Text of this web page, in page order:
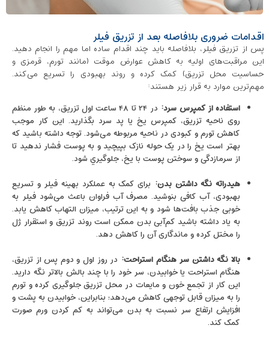
اقدامات ضروری بلافاصله بعد از تزریق فیلر
پس از تزریق فیلر، بلافاصله باید چند اقدام ساده اما مهم را انجام دهید.
این مراقبت‌های اولیه به کاهش عوارض موقت (مانند تورم، قرمزی و
حساسیت محل تزریق) کمک کرده و روند بهبودی را تسریع می‌کند.
مهم‌ترین موارد به قرار زیر هستند:
استفاده از کمپرس سرد:
در ۲۴ تا ۴۸ ساعت اول تزریق، به طور منظم
روی ناحیه تزریق، کمپرس یخ یا پد سرد بگذارید. این کار موجب
کاهش تورم و کبودی در ناحیه مربوطه می‌شود. توجه داشته باشید که
بهتر است یخ را در یک حوله نازک بپیچید و به پوست فشار ندهید تا
از سرمازدگی و سوختن پوست با یخ، جلوگیري شود.
هیدراته نگه داشتن بدن: برای کمک به عملکرد بهینه فیلر و تسریع
بهبودی، آب کافی بنوشید. مصرف آب فراوان باعث می‌شود فیلر به
خوبی جذب بافت‌ها شود و به این ترتیب، میزان التهاب کاهش یابد.
به یاد داشته باشید کم‌آبی بدن ممکن است روند تزریق و استقرار ژل
را مختل کرده و ماندگاری آن را کاهش دهد.
بالا نگه داشتن سر هنگام استراحت: در روز اول و دوم پس از تزریق،
هنگام استراحت یا خوابیدن، سر خود را با چند بالش بالاتر نگه دارید.
این کار از تجمع خون و مایعات در محل تزریق جلوگیری کرده و تورم
را به میزان قابل توجهی کاهش می‌دهد؛ بنابراین، خوابیدن به پشت و
افزایش ارتفاع سر نسبت به بدن می‌تواند به کم کردن ورم صورت
کمک کند.